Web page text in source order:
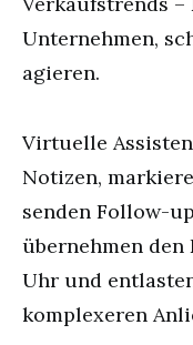
Unternehmen,
agieren.
Virtuelle
Notizen,
senden Follow-
übernehmen
Uhr und
komplexeren